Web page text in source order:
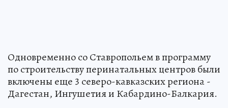
Одновременно со Ставропольем в программу
по строительству перинатальных центров были
включены еще 3 северо-кавказских региона -
Дагестан, Ингушетия и Кабардино-Балкария.